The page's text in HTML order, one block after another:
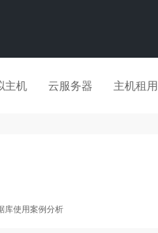
主机 云服务器 主机租用
库使用案例分析